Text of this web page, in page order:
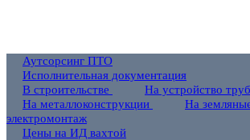
Аутсорсинг ПТО
Исполнительная документация
В строительстве
На устройство
На металлоконструкции
На
электромонтаж
Цены на ИД вахтой